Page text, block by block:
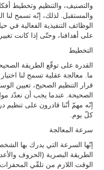
والتصنيف، والتنظيم وتخطيط
والمستقبل. لذلك، إنّه تسمح لنا
الوظائف التنفيذية الفعالية في
على أهدافنا، وحتّى إذا كانت
التخطيط
القدرة على توقّع الطريقة
ما. معالجة عقلية تسمح لنا
قرار التنظيم الصحيح، تعيين
الصحيحة. عندما يجب أن نعدّد
إنّه مهمّ أنّنا قادرون على تنظيم
كلّ يوم.
سرعة المعالجة
إنّها السرعة التي يدرك بها
الطريقة البصرية (الحروف
الوقت اللازم من تلقّي